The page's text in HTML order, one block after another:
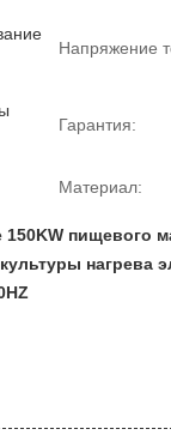
Напряжение
Гарантия:
Материал:
пищевого
нагрева